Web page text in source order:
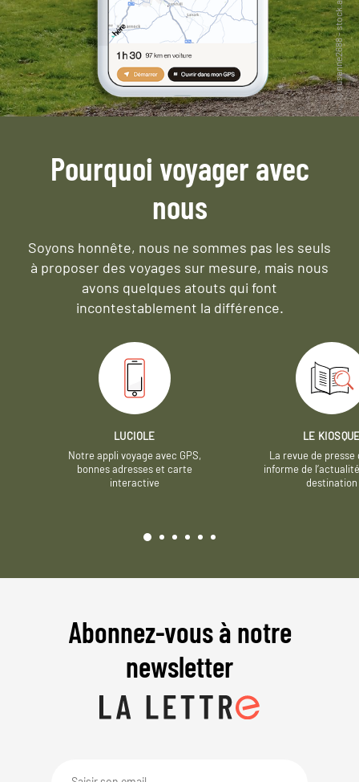
Pourquoi voyager avec
nous
Soyons honnête, nous ne sommes pas les seuls
à proposer des voyages sur mesure, mais nous
avons quelques atouts qui font
incontestablement la différence.
LUCIOLE
Notre appli voyage avec GPS,
bonnes adresses et carte
interactive
LE
La revue de presse
informe de
destination
Abonnez-vous à notre
newsletter